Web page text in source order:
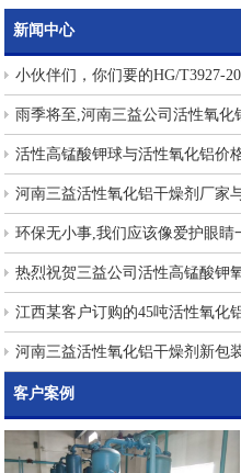
新闻中心
小伙伴们，你们要的HG/T3927-
雨季将至,河南三益公司活性氧化
活性高锰酸钾球与活性氧化铝价
河南三益活性氧化铝干燥剂厂家
环保无小事,我们应该像爱护眼睛
热烈祝贺三益公司活性高锰酸钾
江西某客户订购的45吨活性氧化
河南三益活性氧化铝干燥剂新包
客户案例